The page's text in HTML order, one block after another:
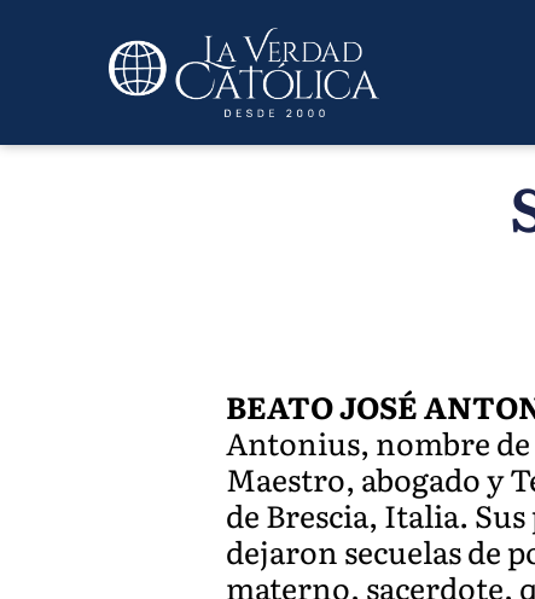
BEATO JOSÉ
Antonius, nombre de
Maestro, abogado y
de Brescia, Italia.
dejaron secuelas de
materno, sacerdote,